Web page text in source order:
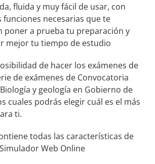
fluida y muy fácil de usar, con
funciones necesarias que te
poner a prueba tu preparación y
mejor tu tiempo de estudio
de hacer los exámenes de
de exámenes de Convocatoria
y geología en Gobierno de
cuales podrás elegir cuál es el más
ti.
todas las características de
Web Online